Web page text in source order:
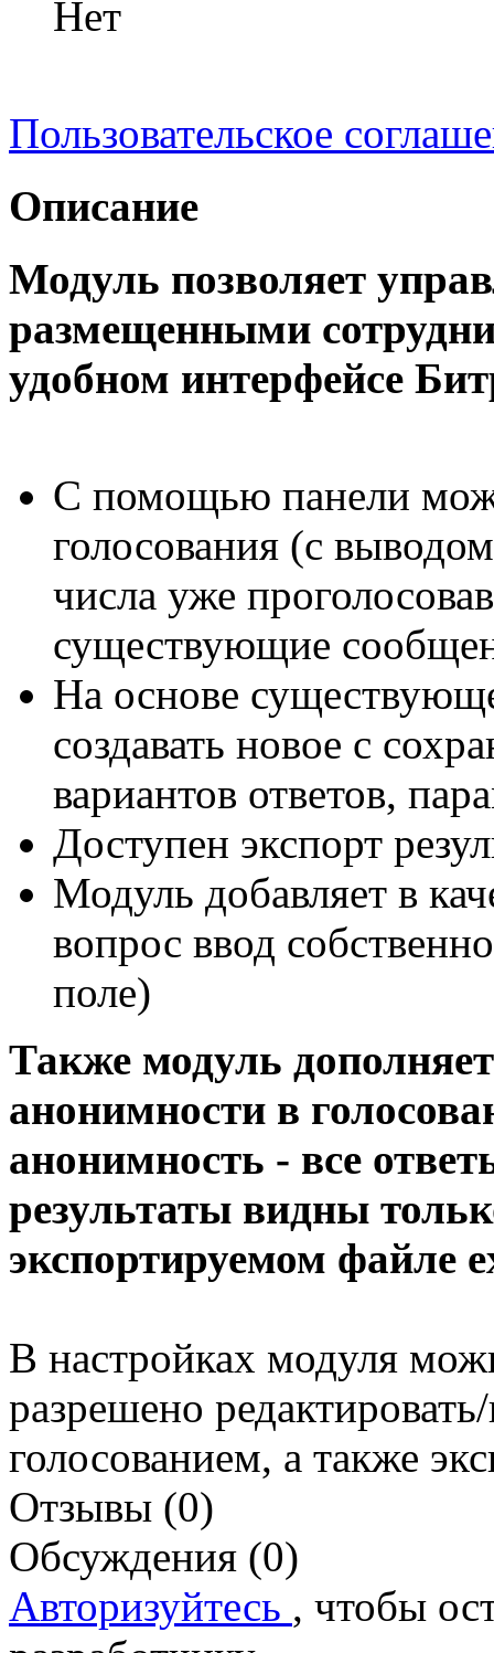
Нет
Пользовательское
Описание
Модуль позволяет
размещенными
удобном интерфейсе
С помощью панели
голосования (с
числа уже
существующие
На основе
создавать новое с
вариантов ответов,
Доступен экспорт
Модуль добавляет в
вопрос ввод
поле)
Также модуль
анонимности в
анонимность - все
результаты видны
экспортируемом файле
В настройках модуля
разрешено
голосованием, а также
Отзывы (0)
Обсуждения (0)
Авторизуйтесь , чтобы